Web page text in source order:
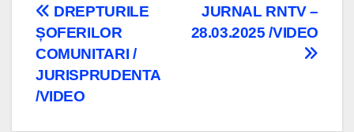
Navigare
în
articole
JURNAL RNTV –
28.03.2025 /VIDEO
DREPTURILE
ȘOFERILOR
COMUNITARI /
JURISPRUDENTA
/VIDEO